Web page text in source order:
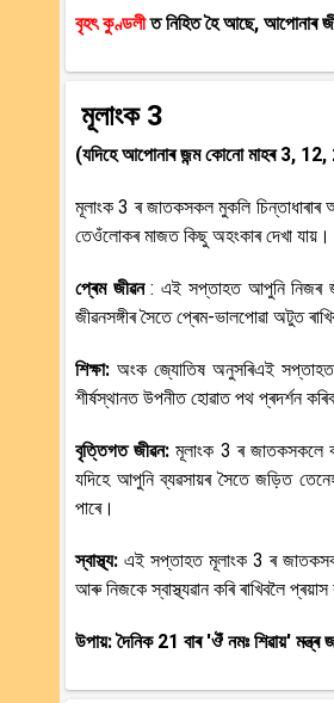
বৃহৎ কুণ্ডলীত নিহিত হৈ আছে, আপোনাৰ
মূলাংক 3
(যদিহে আপোনাৰ জন্ম কোনো মাহৰ 3, 12,
মূলাংক 3 ৰ জাতকসকল মুকলি
তেওঁলোকৰ মাজত কিছু অহংকাৰ দেখা যায়।
প্ৰেম জীৱন: এই সপ্তাহত আপুনি নিজৰ
জীৱনসঙ্গীৰ সৈতে প্ৰেম-ভালপোৱা অটুত
শিক্ষা:অংক জ্যোতিষ অনুসৰিএই সপ্তাহত
শীৰ্ষস্থানত উপনীত হোৱাত পথ প্ৰদৰ্শন
বৃত্তিগত জীৱন:মূলাংক 3 ৰ জাতকসকলে
যদিহে আপুনি ব্যৱসায়ৰ সৈতে জড়িত
পাৰে।
স্বাস্থ্য: এই সপ্তাহত মূলাংক 3 ৰ
আৰু নিজকে স্বাস্থ্যৱান কৰি ৰাখিবলৈ
উপায়: দৈনিক 21 বাৰ 'ঔঁ নমঃ শিৱায়'